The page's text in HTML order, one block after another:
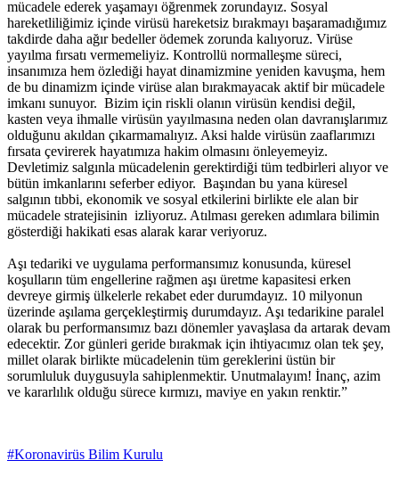
mücadele ederek yaşamayı öğrenmek zorundayız. Sosyal
hareketliliğimiz içinde virüsü hareketsiz bırakmayı başaramadığımız
takdirde daha ağır bedeller ödemek zorunda kalıyoruz. Virüse
yayılma fırsatı vermemeliyiz. Kontrollü normalleşme süreci,
insanımıza hem özlediği hayat dinamizmine yeniden kavuşma, hem
de bu dinamizm içinde virüse alan bırakmayacak aktif bir mücadele
imkanı sunuyor. Bizim için riskli olanın virüsün kendisi değil,
kasten veya ihmalle virüsün yayılmasına neden olan davranışlarımız
olduğunu akıldan çıkarmamalıyız. Aksi halde virüsün zaaflarımızı
fırsata çevirerek hayatımıza hakim olmasını önleyemeyiz.
Devletimiz salgınla mücadelenin gerektirdiği tüm tedbirleri alıyor ve
bütün imkanlarını seferber ediyor. Başından bu yana küresel
salgının tıbbi, ekonomik ve sosyal etkilerini birlikte ele alan bir
mücadele stratejisinin izliyoruz. Atılması gereken adımlara bilimin
gösterdiği hakikati esas alarak karar veriyoruz.
Aşı tedariki ve uygulama performansımız konusunda, küresel
koşulların tüm engellerine rağmen aşı üretme kapasitesi erken
devreye girmiş ülkelerle rekabet eder durumdayız. 10 milyonun
üzerinde aşılama gerçekleştirmiş durumdayız. Aşı tedarikine paralel
olarak bu performansımız bazı dönemler yavaşlasa da artarak devam
edecektir. Zor günleri geride bırakmak için ihtiyacımız olan tek şey,
millet olarak birlikte mücadelenin tüm gereklerini üstün bir
sorumluluk duygusuyla sahiplenmektir. Unutmalayım! İnanç, azim
ve kararlılık olduğu sürece kırmızı, maviye en yakın renktir.”
#Koronavirüs Bilim Kurulu